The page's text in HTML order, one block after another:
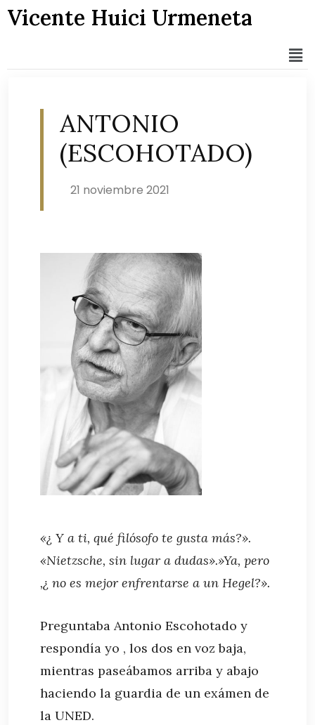
Vicente Huici Urmeneta
ANTONIO
(ESCOHOTADO)
21 noviembre 2021
«¿ Y a ti, qué filósofo te gusta más?».
«Nietzsche, sin lugar a dudas».»Ya, pero
,¿ no es mejor enfrentarse a un Hegel?».
Preguntaba Antonio Escohotado y
respondía yo , los dos en voz baja,
mientras paseábamos arriba y abajo
haciendo la guardia de un exámen de
la UNED.